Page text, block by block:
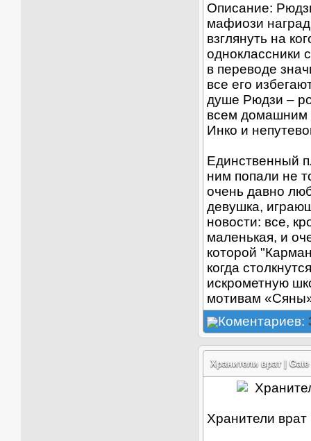
Описание:
мафиози
взглянуть на
одноклассники
в переводе
все его
душе Рюдзи –
всем домашним
Инко и
Единственный
ним попали не
очень давно
девушка,
новости: все,
маленькая, и
которой
когда
искрометную
мотивам
Коментариев:
Хранители врат |
Хранители